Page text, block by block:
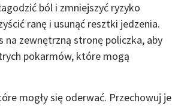
ból i zmniejszyć ryzyko
ranę i usunąć resztki jedzenia.
zewnętrzną stronę policzka, aby
pokarmów, które mogą
mogły się oderwać. Przechowuj je